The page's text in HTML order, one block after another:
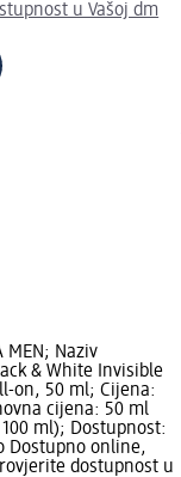
u Vašoj dm
MEN; Naziv
& White Invisible
on, 50 ml; Cijena:
cijena: 50 ml
100 ml); Dostupnost:
Dostupno online,
dostupnost u